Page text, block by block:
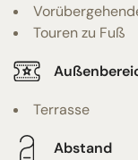
Touren zu Fuß
Terrasse
Abstand